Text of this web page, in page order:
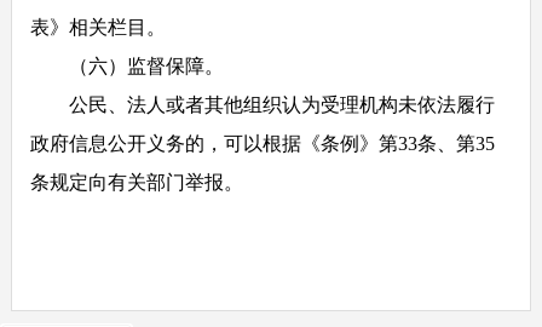
表》相关栏目。
（六）监督保障。
公民、法人或者其他组织认为受理机构未依法履行
政府信息公开义务的，可以根据《条例》第33条、第35
条规定向有关部门举报。